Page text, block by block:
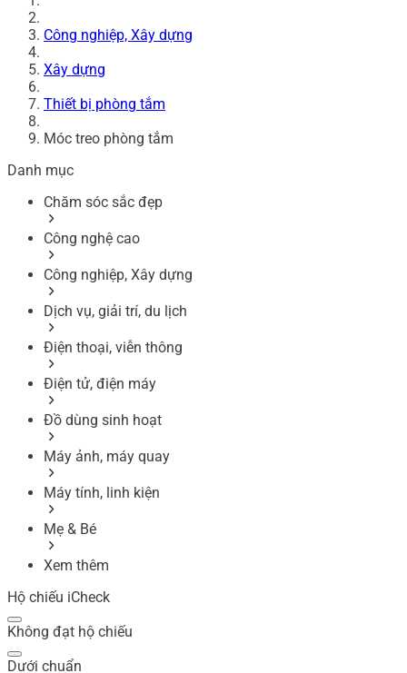
Công nghiệp, Xây dựng
Xây dựng
Thiết bị phòng tắm
Móc treo phòng tắm
Danh mục
Chăm sóc sắc đẹp
Công nghệ cao
Công nghiệp, Xây dựng
Dịch vụ, giải trí, du lịch
Điện thoại, viễn thông
Điện tử, điện máy
Đồ dùng sinh hoạt
Máy ảnh, máy quay
Máy tính, linh kiện
Mẹ & Bé
Xem thêm
Hộ chiếu iCheck
Không đạt hộ chiếu
Dưới chuẩn